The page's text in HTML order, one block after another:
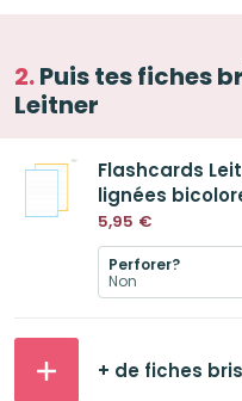
Puis tes fiches
Leitner
Flashcards
lignées
5,95 €
Perforer?
+ de fiches